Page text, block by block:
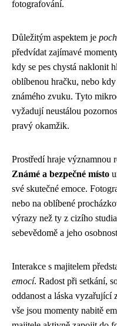
fotografování.
Důležitým aspektem je
předvídat zajímavé
kdy se pes chystá naklonit
oblíbenou hračku, nebo
známého zvuku. Tyto
vyžadují neustálou
pravý okamžik.
Prostředí hraje významnou
Známé a bezpečné místo
své skutečné emoce.
nebo na oblíbené
výrazy než ty z cizího
sebevědomě a jeho
Interakce s majitelem
emocí. Radost při setkání,
oddanost a láska vyzařující
vše jsou momenty nabitě